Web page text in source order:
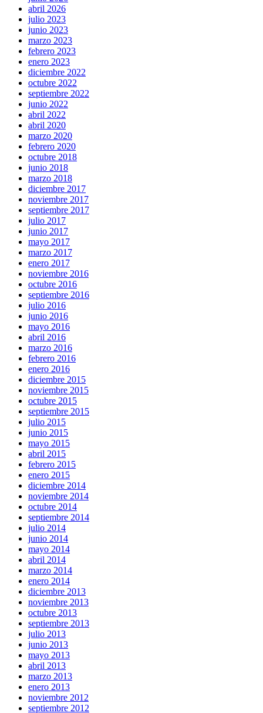
abril 2026
julio 2023
junio 2023
marzo 2023
febrero 2023
enero 2023
diciembre 2022
octubre 2022
septiembre 2022
junio 2022
abril 2022
abril 2020
marzo 2020
febrero 2020
octubre 2018
junio 2018
marzo 2018
diciembre 2017
noviembre 2017
septiembre 2017
julio 2017
junio 2017
mayo 2017
marzo 2017
enero 2017
noviembre 2016
octubre 2016
septiembre 2016
julio 2016
junio 2016
mayo 2016
abril 2016
marzo 2016
febrero 2016
enero 2016
diciembre 2015
noviembre 2015
octubre 2015
septiembre 2015
julio 2015
junio 2015
mayo 2015
abril 2015
febrero 2015
enero 2015
diciembre 2014
noviembre 2014
octubre 2014
septiembre 2014
julio 2014
junio 2014
mayo 2014
abril 2014
marzo 2014
enero 2014
diciembre 2013
noviembre 2013
octubre 2013
septiembre 2013
julio 2013
junio 2013
mayo 2013
abril 2013
marzo 2013
enero 2013
noviembre 2012
septiembre 2012